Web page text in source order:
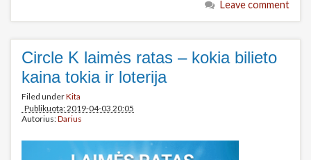
Leave comment
Circle K laimės ratas – kokia bilieto
kaina tokia ir loterija
Filed underKita
Publikuota: 2019-04-03 20:05
Autorius:Darius